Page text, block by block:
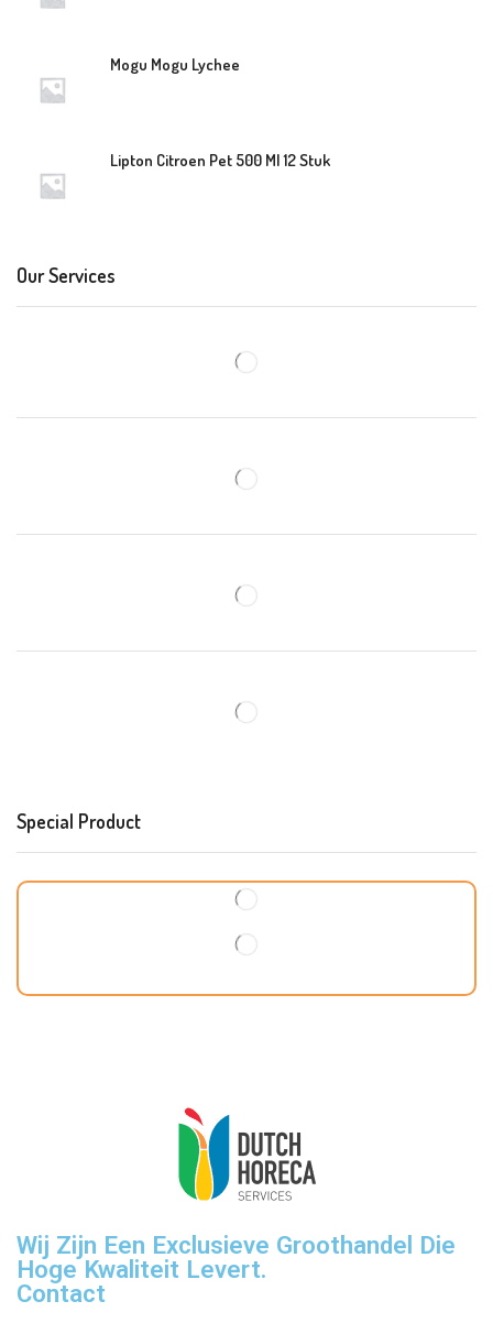
Mogu Mogu Lychee
Lipton Citroen Pet 500 Ml 12 Stuk
Our Services
Special Product
Wij Zijn Een Exclusieve Groothandel Die
Hoge Kwaliteit Levert.
Contact